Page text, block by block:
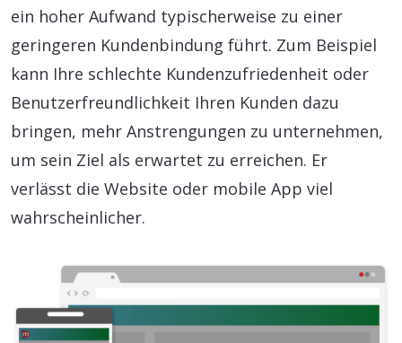
ein hoher Aufwand typischerweise zu einer
geringeren Kundenbindung führt. Zum Beispiel
kann Ihre schlechte Kundenzufriedenheit oder
Benutzerfreundlichkeit Ihren Kunden dazu
bringen, mehr Anstrengungen zu unternehmen,
um sein Ziel als erwartet zu erreichen. Er
verlässt die Website oder mobile App viel
wahrscheinlicher.